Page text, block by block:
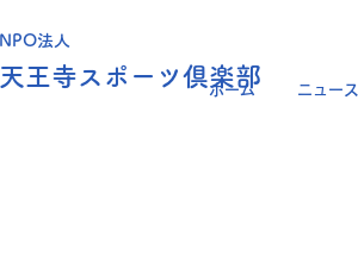
NPO法人
天王寺スポーツ倶楽部
ホーム ニュース